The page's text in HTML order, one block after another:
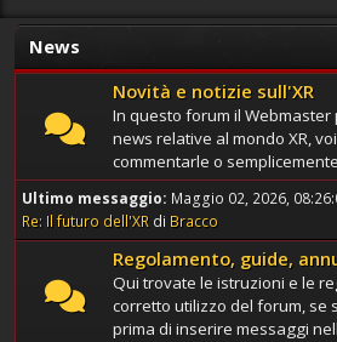
News
Novità e notizie sull'XR
In questo forum il
news relative al mondo XR,
commentarle o
Ultimo messaggio: Maggio 02, 2026,
Re: Il futuro dell'XR di Bracco
Regolamento, guide,
Qui trovate le istruzioni e le
corretto utilizzo del forum, se
prima di inserire messaggi